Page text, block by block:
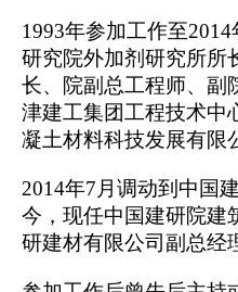
1993年参加工作至
研究院外加剂研究所所
长、院副总工程师、副
津建工集团工程技术中
凝土材料科技发展有限
2014年7月调动到中国
今，现任中国建研院建
研建材有限公司副总经